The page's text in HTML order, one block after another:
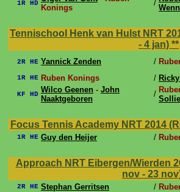
1R HD Konings
/
Tennischool Henk van Hulst NRT
- 4 jan) **
2R HE Yannick Zenden /
1R HE Ruben Konings /
KF HD Wilco Geenen - John
Naaktgeboren
/
Sollie
Focus Tennis Academy NRT 2014
1R HE Guy den Heijer /
Approach NRT Eibergen/Wierden
nov - 23
2R HE Stephan Gerritsen /